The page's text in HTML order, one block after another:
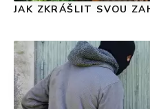
JAK ZKRÁŠLIT SVOU